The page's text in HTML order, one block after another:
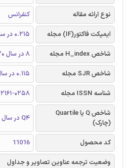
نوع ارائه مقاله
کنفرانس
ایمپکت فاکتور(IF) مجله
0.215 در سال 2019
شاخص H_index مجله
8 در سال 2020
شاخص SJR مجله
0.115 در سال 2019
شناسه ISSN مجله
2161-0258
شاخص Q یا Quartile
(چارک)
Q4 در سال 2019
کد محصول
11016
وضعیت ترجمه عناوین تصاویر و جداول